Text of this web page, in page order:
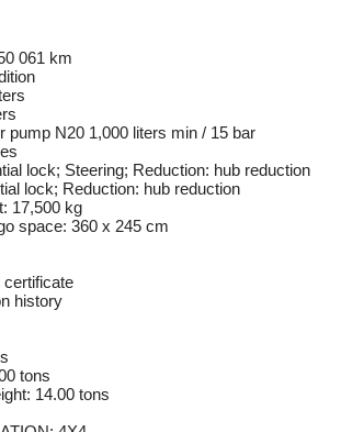
061 km
pump N20 1,000 liters min / 15 bar
lock; Steering; Reduction: hub reduction
lock; Reduction: hub reduction
17,500 kg
space: 360 x 245 cm
certificate
history
tons
14.00 tons